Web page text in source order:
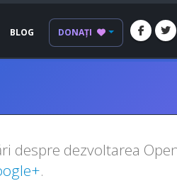
BLOG DONAȚI
despre dezvoltarea
.